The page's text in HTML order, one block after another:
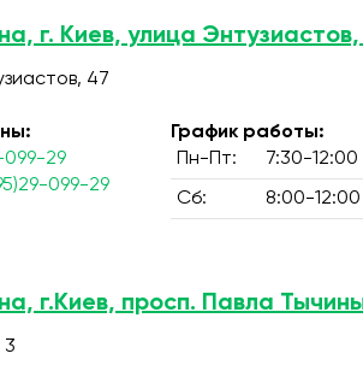
г. Киев, улица
47
099-29
099-29
График работы:
Пн-Пт:
7:30-12:00
Сб: 8:00-12:00
г.Киев, просп. Павла
3